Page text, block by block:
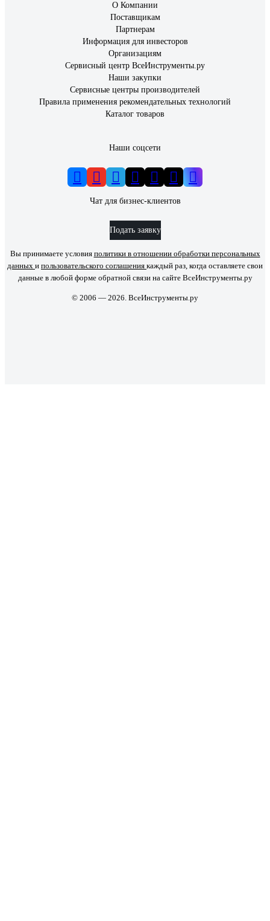
О Компании
Поставщикам
Партнерам
Информация для инвесторов
Организациям
Сервисный центр ВсеИнструменты.ру
Наши закупки
Сервисные центры производителей
Правила применения рекомендательных технологий
Каталог товаров
Наши соцсети
Чат для бизнес-клиентов
Подать заявку
Вы принимаете условия политики в отношении обработки персональных
данных и пользовательского соглашения каждый раз, когда оставляете свои
данные в любой форме обратной связи на сайте ВсеИнструменты.ру
© 2006 — 2026. ВсеИнструменты.ру